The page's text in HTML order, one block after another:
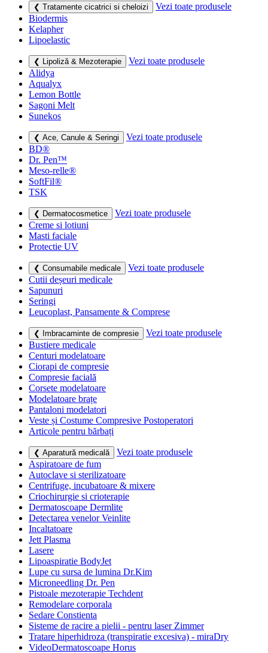
❮ Tratamente cicatrici si cheloizi
Vezi toate produsele
Biodermis
Kelapher
Lipoelastic
❮ Lipoliză & Mezoterapie
Vezi toate produsele
Alidya
Aqualyx
Lemon Bottle
Sagoni Melt
Sunekos
❮ Ace, Canule & Seringi
Vezi toate produsele
BD®
Dr. Pen™
Meso-relle®
SoftFil®
TSK
❮ Dermatocosmetice
Vezi toate produsele
Creme si lotiuni
Masti faciale
Protectie UV
❮ Consumabile medicale
Vezi toate produsele
Cutii deșeuri medicale
Sapunuri
Seringi
Leucoplast, Pansamente & Comprese
❮ Imbracaminte de compresie
Vezi toate produsele
Bustiere medicale
Centuri modelatoare
Ciorapi de compresie
Compresie facială
Corsete modelatoare
Modelatoare brațe
Pantaloni modelatori
Veste și Costume Compresive Postoperatori
Articole pentru bărbați
❮ Aparatură medicală
Vezi toate produsele
Aspiratoare de fum
Autoclave si sterilizatoare
Centrifuge, incubatoare & mixere
Criochirurgie si crioterapie
Dermatoscoape Dermlite
Detectarea venelor Veinlite
Incaltatoare
Jett Plasma
Lasere
Lipoaspiratie BodyJet
Lupe cu sursa de lumina Dr.Kim
Microneedling Dr. Pen
Pistoale mezoterapie Techdent
Remodelare corporala
Sedare Constienta
Sisteme de racire a pielii - pentru laser Zimmer
Tratare hiperhidroza (transpiratie excesiva) - miraDry
VideoDermatoscoape Horus